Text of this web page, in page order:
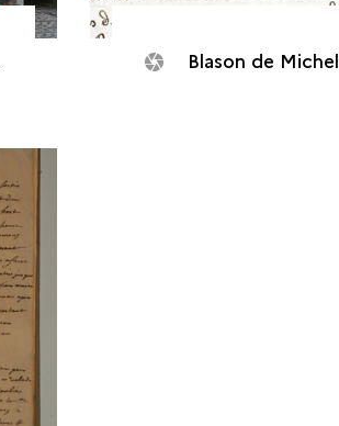
Blason de Michel Dubocage